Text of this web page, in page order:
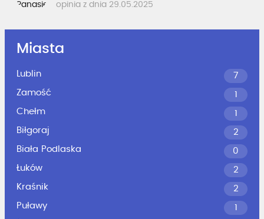
opinia z dnia 29.05.2025
Miasta
Lublin
7
Zamość
1
Chełm
1
Biłgoraj
2
Biała Podlaska
0
Łuków
2
Kraśnik
2
Puławy
1